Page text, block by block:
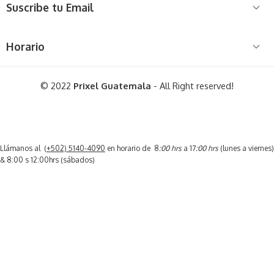
Suscribe tu Email
Horario
© 2022 Prixel Guatemala - All Right reserved!
Llámanos al (+502) 5140-4090 en horario de 8:00 hrs a 17:00 hrs (lunes a viernes)
& 8:00 s 12:00hrs (sábados)